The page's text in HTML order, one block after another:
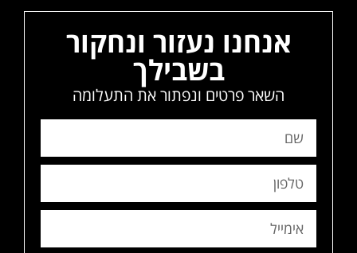
אנחנו נעזור ונחקור
בשבילך
השאר פרטים ונפתור את התעלומה